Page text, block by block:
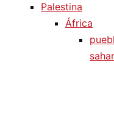
Palestina
África